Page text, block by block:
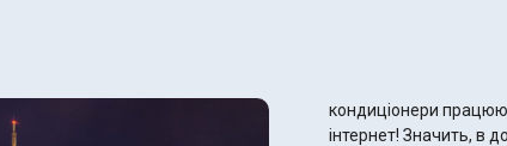
кондиціонери
інтернет! Значить, в